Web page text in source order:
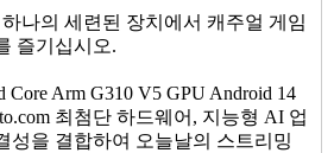
하나의 세련된 장치에서 캐주얼 게임
즐기십시오.
Core Arm G310 V5 GPU Android 14
최첨단 하드웨어, 지능형 AI 업
성을 결합하여 오늘날의 스트리밍